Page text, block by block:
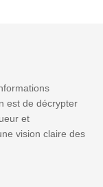
est de décrypter
et
vision claire des